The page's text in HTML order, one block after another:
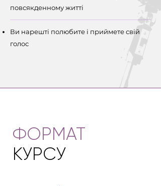
повсякденному житті
Ви нарешті полюбите і приймете свій
голос
ФОРМАТ
КУРСУ